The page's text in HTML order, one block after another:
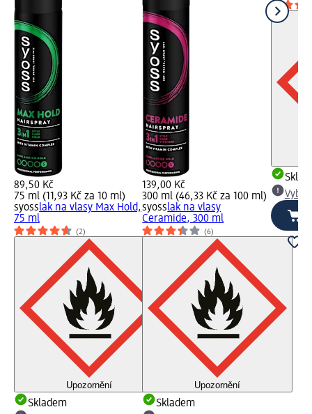
89,50 Kč
75 ml (11,93 Kč za 10 ml)
syosslak na vlasy Max Hold,
75 ml
(2)
Upozornění
Skladem
139,00 Kč
300 ml (46,33 Kč za 100 ml)
syosslak na vlasy
Ceramide, 300 ml
(6)
Upozornění
Skladem